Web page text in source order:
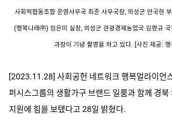
사회적협동조합 운영사무국 최준 사무국장, 의성군 안국현
(행복나래㈜) 임은미 실장, 의성군 관광경제농업국 김영규 국
과장이 기념 촬영을 하고 있다. [사진 제공: 행
[2023.11.28] 사회공헌 네트워크 행복얼라이언
퍼시스그룹의 생활가구 브랜드 일룸과 함께 경북
지원에 힘을 보탰다고 28일 밝혔다.